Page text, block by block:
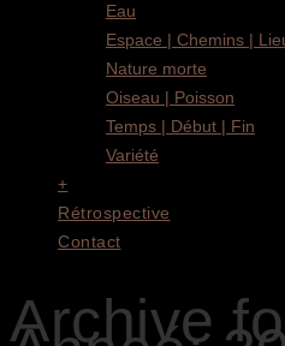
Eau
Espace | Chemins |
Nature morte
Oiseau | Poisson
Temps | Début | Fin
Variété
+
Rétrospective
Contact
Archive